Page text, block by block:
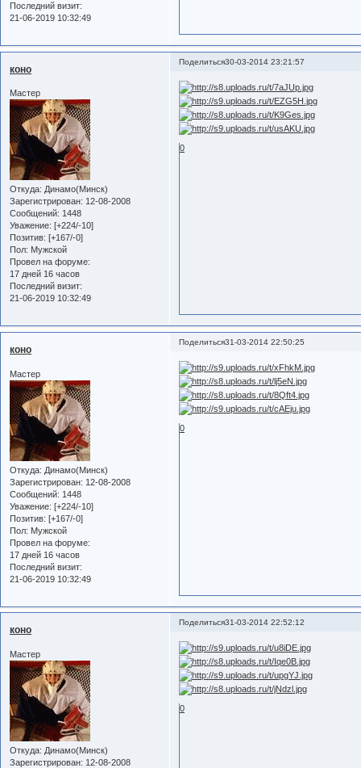
Последний визит:
21-06-2019 10:32:49
Поделиться30-03-2014 23:21:57
коно
Мастер
Откуда: Динамо(Минск)
Зарегистрирован: 12-08-2008
Сообщений: 1448
Уважение: [+224/-10]
Позитив: [+167/-0]
Пол: Мужской
Провел на форуме:
17 дней 16 часов
Последний визит:
21-06-2019 10:32:49
0
Поделиться31-03-2014 22:50:25
коно
Мастер
Откуда: Динамо(Минск)
Зарегистрирован: 12-08-2008
Сообщений: 1448
Уважение: [+224/-10]
Позитив: [+167/-0]
Пол: Мужской
Провел на форуме:
17 дней 16 часов
Последний визит:
21-06-2019 10:32:49
0
Поделиться31-03-2014 22:52:12
коно
Мастер
Откуда: Динамо(Минск)
Зарегистрирован: 12-08-2008
0